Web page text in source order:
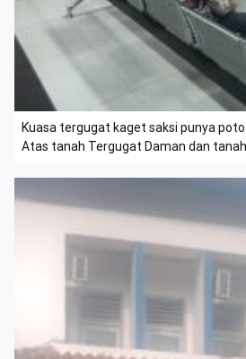
Kuasa tergugat kaget saksi punya poto
Atas tanah Tergugat Daman dan